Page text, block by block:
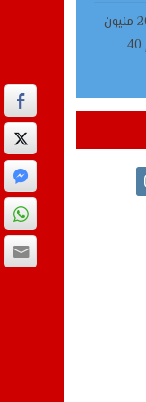
المركز السينمائي المغربي: 26 مليون
و460 ألف درهم لدعم تنظيم 40